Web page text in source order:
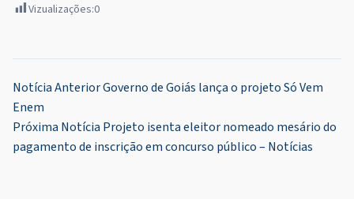
Vizualizações:0
Navegação
de
Post
Notícia AnteriorGoverno de Goiás lança o projeto Só Vem
Enem
Próxima Notícia Projeto isenta eleitor nomeado mesário do
pagamento de inscrição em concurso público – Notícias